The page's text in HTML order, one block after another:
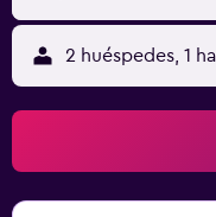
2 huéspedes, 1